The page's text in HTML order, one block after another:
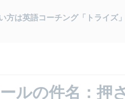
方は英語コーチング「トライズ」
ルの件名：押